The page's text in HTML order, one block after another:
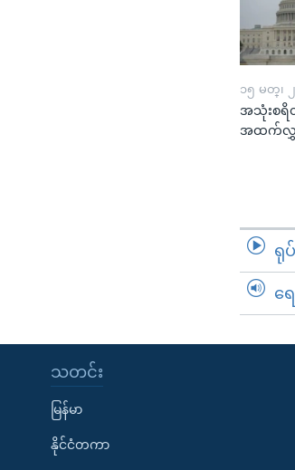
၁၅ မတ္၊
အသုံးစရိ
အထက်လွှ
ရု
ရ
သတင်း
မြန်မာ
နိုင်ငံတကာ